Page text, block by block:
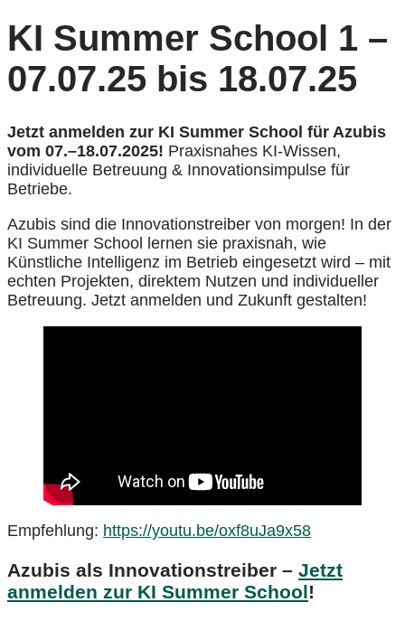
KI Summer School 1 –
07.07.25 bis 18.07.25
Jetzt anmelden zur KI Summer School für Azubis
vom 07.–18.07.2025! Praxisnahes KI-Wissen,
individuelle Betreuung & Innovationsimpulse für
Betriebe.
Azubis sind die Innovationstreiber von morgen! In der
KI Summer School lernen sie praxisnah, wie
Künstliche Intelligenz im Betrieb eingesetzt wird – mit
echten Projekten, direktem Nutzen und individueller
Betreuung. Jetzt anmelden und Zukunft gestalten!
Empfehlung: https://youtu.be/oxf8uJa9x58
Azubis als Innovationstreiber – Jetzt
anmelden zur KI Summer School!